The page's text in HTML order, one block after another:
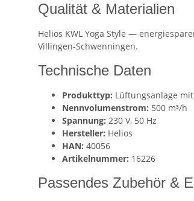
Qualität & Materialien
Helios KWL Yoga Style —
Villingen-Schwenningen.
Technische Daten
Produkttyp: Lüftungsanlage mit
Nennvolumenstrom: 500 m³/h
Spannung: 230 V, 50 Hz
Hersteller: Helios
HAN: 40056
Artikelnummer: 16226
Passendes Zubehör &